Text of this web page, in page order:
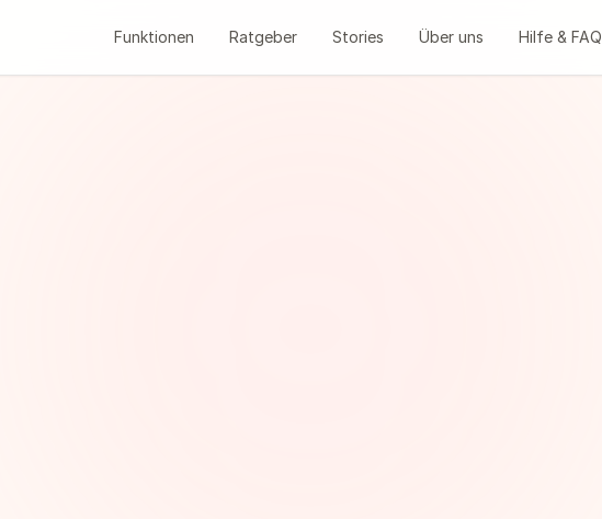
Funktionen Ratgeber Stories Über uns Hilfe & FAQ